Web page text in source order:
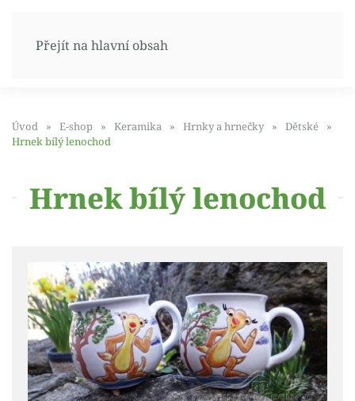
Přejít na hlavní obsah
Úvod E-shop Keramika Hrnky a hrnečky
Dětské
Hrnek bílý lenochod
Hrnek bílý lenochod